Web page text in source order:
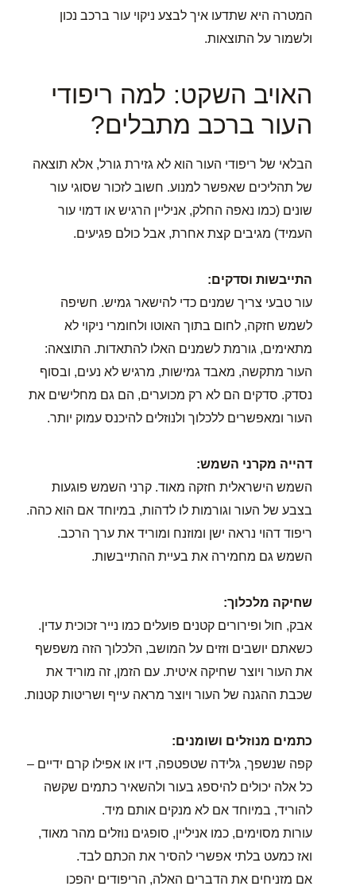
המטרה היא שתדעו איך לבצע ניקוי עור ברכב נכון
ולשמור על התוצאות.
האויב השקט: למה ריפודי
העור ברכב מתבלים?
הבלאי של ריפודי העור הוא לא גזירת גורל, אלא תוצאה
של תהליכים שאפשר למנוע. חשוב לזכור שסוגי עור
שונים (כמו נאפה החלק, אניליין הרגיש או דמוי עור
העמיד) מגיבים קצת אחרת, אבל כולם פגיעים.
התייבשות וסדקים:
עור טבעי צריך שמנים כדי להישאר גמיש. חשיפה
לשמש חזקה, לחום בתוך האוטו ולחומרי ניקוי לא
מתאימים, גורמת לשמנים האלו להתאדות. התוצאה:
העור מתקשה, מאבד גמישות, מרגיש לא נעים, ובסוף
נסדק. סדקים הם לא רק מכוערים, הם גם מחלישים את
העור ומאפשרים ללכלוך ולנוזלים להיכנס עמוק יותר.
דהייה מקרני השמש:
השמש הישראלית חזקה מאוד. קרני השמש פוגעות
בצבע של העור וגורמות לו לדהות, במיוחד אם הוא כהה.
ריפוד דהוי נראה ישן ומוזנח ומוריד את ערך הרכב.
השמש גם מחמירה את בעיית ההתייבשות.
שחיקה מלכלוך:
אבק, חול ופירורים קטנים פועלים כמו נייר זכוכית עדין.
כשאתם יושבים וזזים על המושב, הלכלוך הזה משפשף
את העור ויוצר שחיקה איטית. עם הזמן, זה מוריד את
שכבת ההגנה של העור ויוצר מראה עייף ושריטות קטנות.
כתמים מנוזלים ושומנים:
קפה שנשפך, גלידה שטפטפה, דיו או אפילו קרם ידיים –
כל אלה יכולים להיספג בעור ולהשאיר כתמים שקשה
להוריד, במיוחד אם לא מנקים אותם מיד.
עורות מסוימים, כמו אניליין, סופגים נוזלים מהר מאוד,
ואז כמעט בלתי אפשרי להסיר את הכתם לבד.
אם מזניחים את הדברים האלה, הריפודים יהפכו